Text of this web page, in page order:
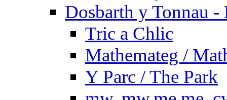
Dosbarth y Tonnau -
Tric a Chlic
Mathemateg /
Y Parc / The Park